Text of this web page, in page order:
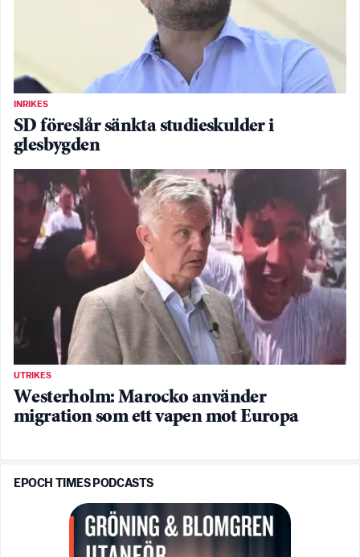
INRIKES
SD föreslår sänkta studieskulder i
glesbygden
UTRIKES
Westerholm: Marocko använder
migration som ett vapen mot Europa
EPOCH TIMES PODCASTS